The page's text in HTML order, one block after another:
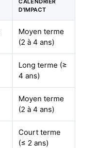
CALENDRIER
D'IMPACT
Moyen terme
(2 à 4 ans)
Long terme (≥
4 ans)
Moyen terme
(2 à 4 ans)
Court terme
(≤ 2 ans)